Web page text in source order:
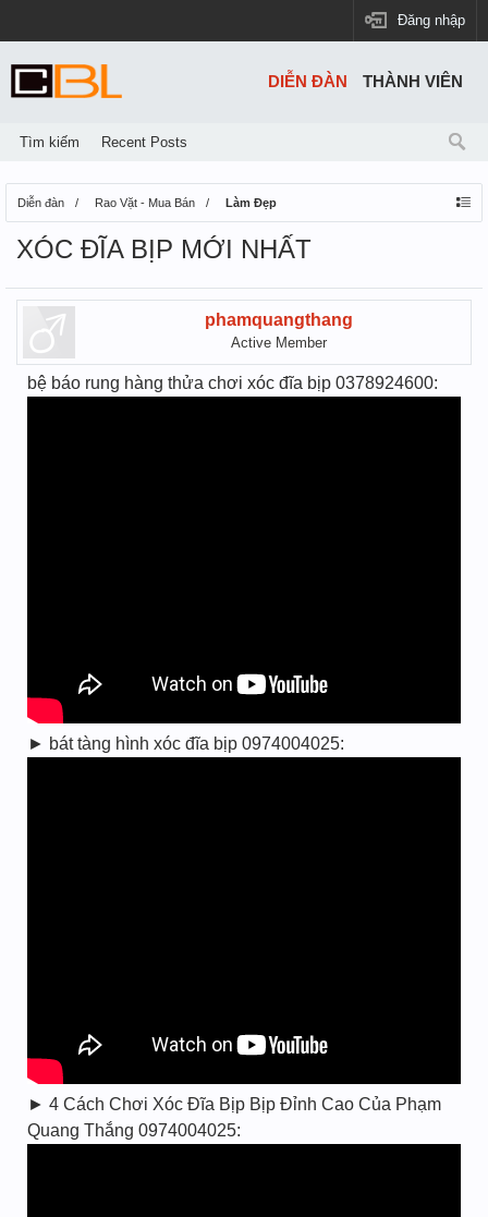
Đăng nhập
Diễn đàn Rao Vặt - Mua Bán Làm Đẹp
XÓC ĐĨA BỊP MỚI NHẤT
phamquangthang
Active Member
bệ báo rung hàng thửa chơi xóc đĩa bịp 0378924600:
► bát tàng hình xóc đĩa bịp 0974004025:
► 4 Cách Chơi Xóc Đĩa Bịp Bịp Đỉnh Cao Của Phạm
Quang Thắng 0974004025:
DIỄN ĐÀN
Tìm kiếm Recent Posts
THÀNH VIÊN